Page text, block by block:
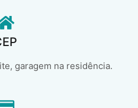
garagem na residência.